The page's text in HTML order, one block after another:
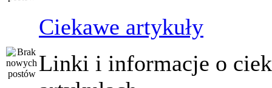
Ciekawe artykuły
Linki i informacje o